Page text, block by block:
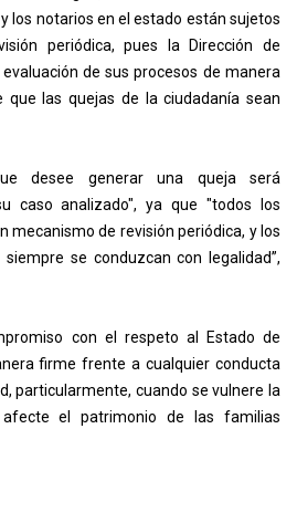
los notarios en el estado están sujetos
periódica, pues la Dirección de
de sus procesos de manera
las quejas de la ciudadanía sean
desee generar una queja será
caso analizado", ya que "todos los
mecanismo de revisión periódica, y los
se conduzcan con legalidad”,
con el respeto al Estado de
firme frente a cualquier conducta
particularmente, cuando se vulnere la
el patrimonio de las familias